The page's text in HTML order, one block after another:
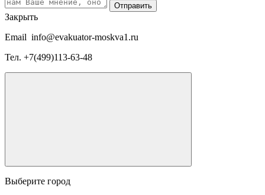
Отправить
Закрыть
Email info@evakuator-moskva1.ru
Тел. +7(499)113-63-48
Выберите город